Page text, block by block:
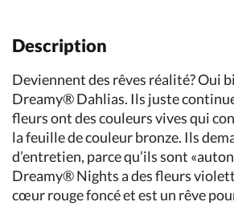
Description
Deviennent des rêves réalité? Oui
Dreamy® Dahlias. Ils juste
fleurs ont des couleurs vives qui
la feuille de couleur bronze. Ils
d’entretien, parce qu’ils sont
Dreamy® Nights a des fleurs
cœur rouge foncé et est un rêve